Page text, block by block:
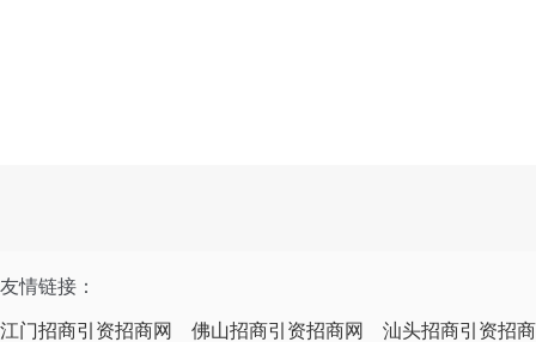
友情链接：
江门招商引资招商网 佛山招商引资招商网 汕头招商引资招